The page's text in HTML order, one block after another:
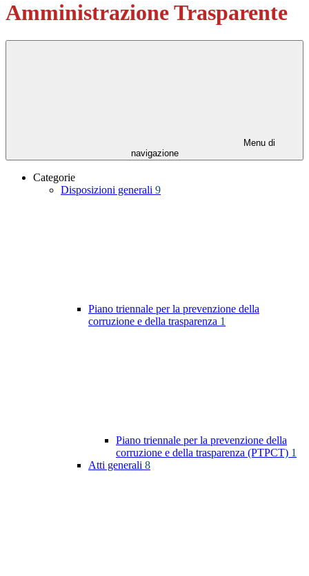
Amministrazione Trasparente
Menu di
navigazione
Categorie
Disposizioni generali 9
Piano triennale per la prevenzione della
corruzione e della trasparenza 1
Piano triennale per la prevenzione della
corruzione e della trasparenza (PTPCT) 1
Atti generali 8